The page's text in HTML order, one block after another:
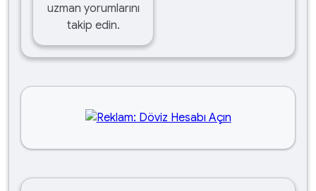
uzman yorumlarını
takip edin.